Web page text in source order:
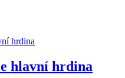
hlavní hrdina